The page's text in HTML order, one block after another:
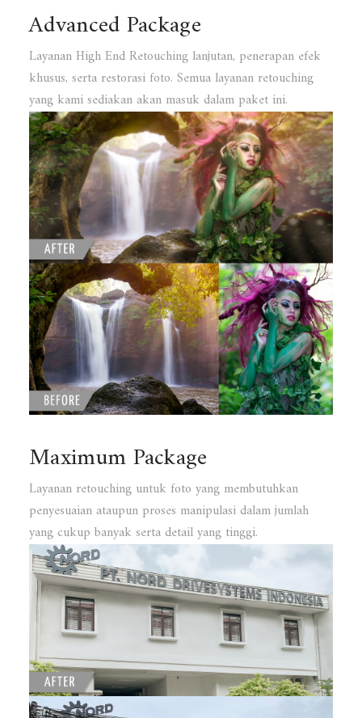
Advanced Package
Layanan High End Retouching lanjutan, penerapan efek
khusus, serta restorasi foto. Semua layanan retouching
yang kami sediakan akan masuk dalam paket ini.
Maximum Package
Layanan retouching untuk foto yang membutuhkan
penyesuaian ataupun proses manipulasi dalam jumlah
yang cukup banyak serta detail yang tinggi.